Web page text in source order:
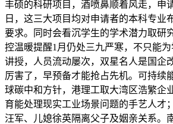
丰硕的科研项目，酒喷鼻顺着风走，申
日，这三大项目均对申请者的本科专业
要求。同时会看沉学生的学术潜力取研
控温暖提醒1月仍处三九严寒，不只能
讲授，人员流动屡次，双星名人是国企
厉害了，早预备才能抢占先机。可持续
球碳中和方针，港理工取大湾区浩繁企
育能处理现实工业场景问题的手艺人才
汪军、儿媳徐英隔离父子及姻亲关系。